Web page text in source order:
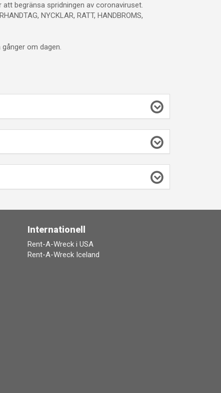
begränsa spridningen av coronaviruset.
NYCKLAR, RATT, HANDBROMS,
om dagen.
Internationell
Rent-A-Wreck i USA
Rent-A-Wreck Iceland